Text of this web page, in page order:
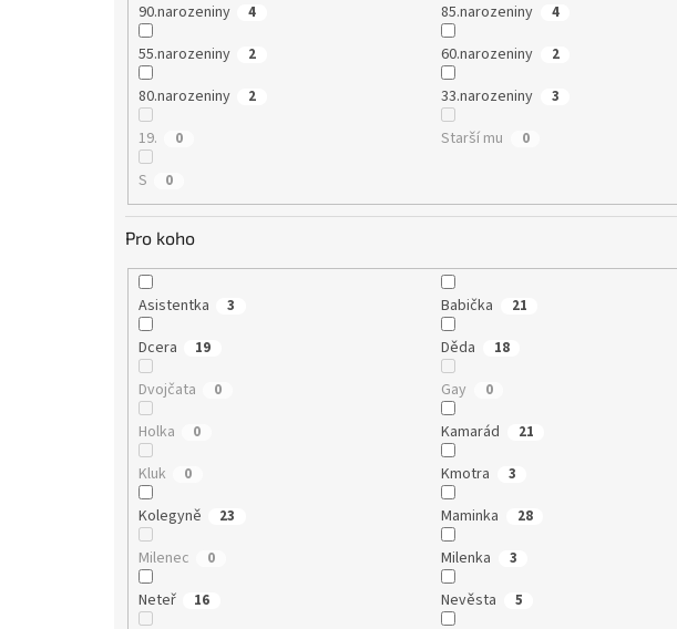
90.narozeniny 4 85.narozeniny 4
55.narozeniny 2 60.narozeniny 2
80.narozeniny 2 33.narozeniny 3
19. 0 Starší mu 0
S 0
Pro koho
Asistentka 3 Babička 21
Dcera 19 Děda 18
Dvojčata 0 Gay 0
Holka 0 Kamarád 21
Kluk 0 Kmotra 3
Kolegyně 23 Maminka 28
Milenec 0 Milenka 3
Neteř 16 Nevěsta 5